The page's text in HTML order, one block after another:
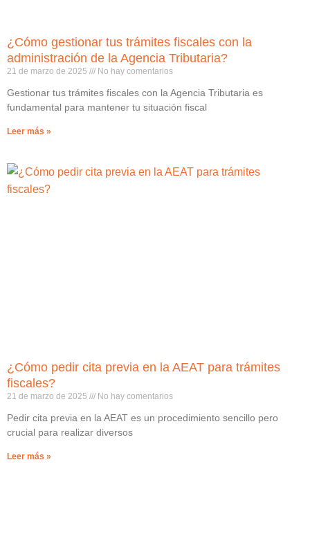
¿Cómo gestionar tus trámites fiscales con la
administración de la Agencia Tributaria?
21 de marzo de 2025 No hay comentarios
Gestionar tus trámites fiscales con la Agencia Tributaria es
fundamental para mantener tu situación fiscal
Leer más »
¿Cómo pedir cita previa en la AEAT para trámites
fiscales?
21 de marzo de 2025 No hay comentarios
Pedir cita previa en la AEAT es un procedimiento sencillo pero
crucial para realizar diversos
Leer más »